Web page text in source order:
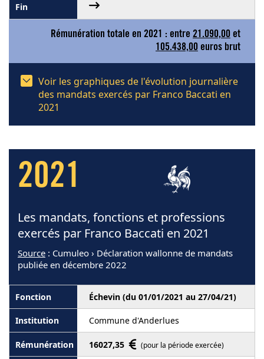
Rémunération totale en 2021 : entre 21.090,00 et
105.438,00 euros brut
Voir les graphiques de l'évolution journalière
des mandats exercés par Franco Baccati en
2021
2021
Les mandats, fonctions et professions
exercés par Franco Baccati en 2021
Source : Cumuleo › Déclaration wallonne de mandats
publiée en décembre 2022
Échevin (du 01/01/2021 au 27/04/21)
Commune d'Anderlues
16027,35 (pour la période exercée)